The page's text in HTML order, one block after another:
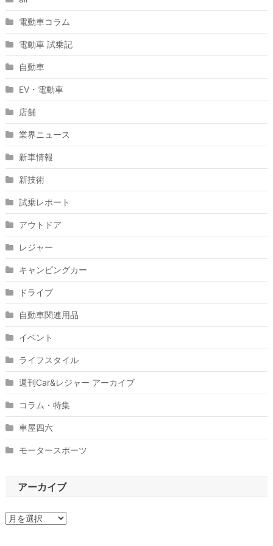
電動車コラム
電動車 試乗記
自動車
EV・電動車
店舗
業界ニュース
新車情報
新技術
試乗レポート
アウトドア
レジャー
キャンピングカー
ドライブ
自動車関連用品
イベント
ライフスタイル
週刊Car&レジャー アーカイブ
コラム・特集
車屋四六
モータースポーツ
アーカイブ
ア